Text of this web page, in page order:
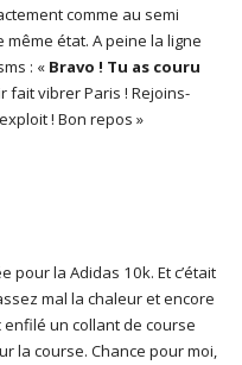
comme au semi
même état. A peine la ligne
: « Bravo ! Tu as couru
fait vibrer Paris ! Rejoins-
! Bon repos »
la Adidas 10k. Et c’était
mal la chaleur et encore
enfilé un collant de course
la course. Chance pour moi,